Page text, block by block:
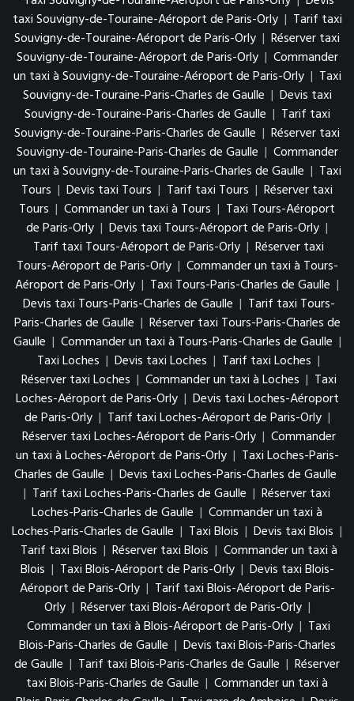
taxi Souvigny-de-Touraine-Aéroport de Paris-Orly | Tarif taxi
Souvigny-de-Touraine-Aéroport de Paris-Orly | Réserver taxi
Souvigny-de-Touraine-Aéroport de Paris-Orly | Commander
un taxi à Souvigny-de-Touraine-Aéroport de Paris-Orly | Taxi
Souvigny-de-Touraine-Paris-Charles de Gaulle | Devis taxi
Souvigny-de-Touraine-Paris-Charles de Gaulle | Tarif taxi
Souvigny-de-Touraine-Paris-Charles de Gaulle | Réserver taxi
Souvigny-de-Touraine-Paris-Charles de Gaulle | Commander
un taxi à Souvigny-de-Touraine-Paris-Charles de Gaulle | Taxi
Tours | Devis taxi Tours | Tarif taxi Tours | Réserver taxi
Tours | Commander un taxi à Tours | Taxi Tours-Aéroport
de Paris-Orly | Devis taxi Tours-Aéroport de Paris-Orly |
Tarif taxi Tours-Aéroport de Paris-Orly | Réserver taxi
Tours-Aéroport de Paris-Orly | Commander un taxi à Tours-
Aéroport de Paris-Orly | Taxi Tours-Paris-Charles de Gaulle |
Devis taxi Tours-Paris-Charles de Gaulle | Tarif taxi Tours-
Paris-Charles de Gaulle | Réserver taxi Tours-Paris-Charles de
Gaulle | Commander un taxi à Tours-Paris-Charles de Gaulle |
Taxi Loches | Devis taxi Loches | Tarif taxi Loches |
Réserver taxi Loches | Commander un taxi à Loches | Taxi
Loches-Aéroport de Paris-Orly | Devis taxi Loches-Aéroport
de Paris-Orly | Tarif taxi Loches-Aéroport de Paris-Orly |
Réserver taxi Loches-Aéroport de Paris-Orly | Commander
un taxi à Loches-Aéroport de Paris-Orly | Taxi Loches-Paris-
Charles de Gaulle | Devis taxi Loches-Paris-Charles de Gaulle
| Tarif taxi Loches-Paris-Charles de Gaulle | Réserver taxi
Loches-Paris-Charles de Gaulle | Commander un taxi à
Loches-Paris-Charles de Gaulle | Taxi Blois | Devis taxi Blois |
Tarif taxi Blois | Réserver taxi Blois | Commander un taxi à
Blois | Taxi Blois-Aéroport de Paris-Orly | Devis taxi Blois-
Aéroport de Paris-Orly | Tarif taxi Blois-Aéroport de Paris-
Orly | Réserver taxi Blois-Aéroport de Paris-Orly |
Commander un taxi à Blois-Aéroport de Paris-Orly | Taxi
Blois-Paris-Charles de Gaulle | Devis taxi Blois-Paris-Charles
de Gaulle | Tarif taxi Blois-Paris-Charles de Gaulle | Réserver
taxi Blois-Paris-Charles de Gaulle | Commander un taxi à